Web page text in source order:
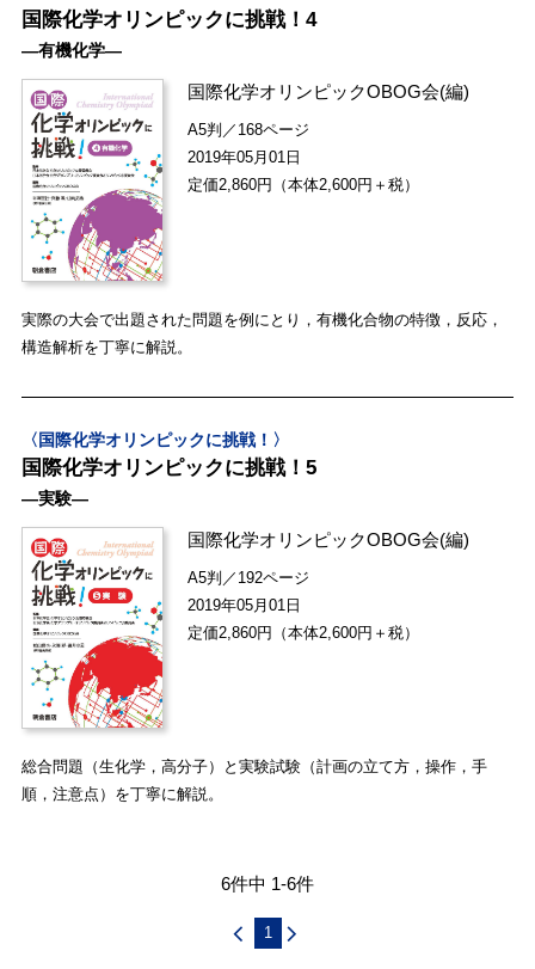
国際化学オリンピックに挑戦！4
―有機化学―
国際化学オリンピックOBOG会(編)
A5判／168ページ
2019年05月01日
定価2,860円（本体2,600円＋税）
実際の大会で出題された問題を例にとり，有機化合物の特徴，反応，
構造解析を丁寧に解説。
〈国際化学オリンピックに挑戦！〉
国際化学オリンピックに挑戦！5
―実験―
国際化学オリンピックOBOG会(編)
A5判／192ページ
2019年05月01日
定価2,860円（本体2,600円＋税）
総合問題（生化学，高分子）と実験試験（計画の立て方，操作，手
順，注意点）を丁寧に解説。
6件中 1-6件
1